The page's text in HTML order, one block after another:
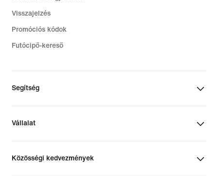
Visszajelzés
Promóciós kódok
Futócipő-kereső
Segítség
Vállalat
Közösségi kedvezmények